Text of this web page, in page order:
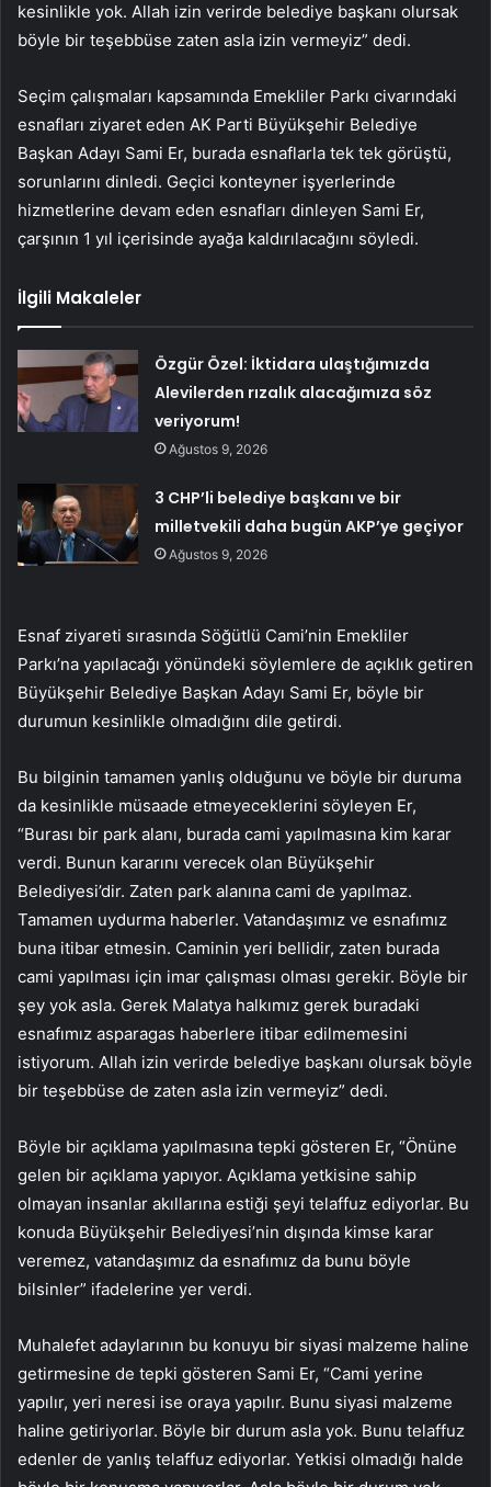
kesinlikle yok. Allah izin verirde belediye başkanı olursak
böyle bir teşebbüse zaten asla izin vermeyiz” dedi.
Seçim çalışmaları kapsamında Emekliler Parkı civarındaki
esnafları ziyaret eden AK Parti Büyükşehir Belediye
Başkan Adayı Sami Er, burada esnaflarla tek tek görüştü,
sorunlarını dinledi. Geçici konteyner işyerlerinde
hizmetlerine devam eden esnafları dinleyen Sami Er,
çarşının 1 yıl içerisinde ayağa kaldırılacağını söyledi.
İlgili Makaleler
Özgür Özel: İktidara ulaştığımızda
Alevilerden rızalık alacağımıza söz
veriyorum!
Ağustos 9, 2026
3 CHP’li belediye başkanı ve bir
milletvekili daha bugün AKP’ye geçiyor
Ağustos 9, 2026
Esnaf ziyareti sırasında Söğütlü Cami’nin Emekliler
Parkı’na yapılacağı yönündeki söylemlere de açıklık getiren
Büyükşehir Belediye Başkan Adayı Sami Er, böyle bir
durumun kesinlikle olmadığını dile getirdi.
Bu bilginin tamamen yanlış olduğunu ve böyle bir duruma
da kesinlikle müsaade etmeyeceklerini söyleyen Er,
“Burası bir park alanı, burada cami yapılmasına kim karar
verdi. Bunun kararını verecek olan Büyükşehir
Belediyesi’dir. Zaten park alanına cami de yapılmaz.
Tamamen uydurma haberler. Vatandaşımız ve esnafımız
buna itibar etmesin. Caminin yeri bellidir, zaten burada
cami yapılması için imar çalışması olması gerekir. Böyle bir
şey yok asla. Gerek Malatya halkımız gerek buradaki
esnafımız asparagas haberlere itibar edilmemesini
istiyorum. Allah izin verirde belediye başkanı olursak böyle
bir teşebbüse de zaten asla izin vermeyiz” dedi.
Böyle bir açıklama yapılmasına tepki gösteren Er, “Önüne
gelen bir açıklama yapıyor. Açıklama yetkisine sahip
olmayan insanlar akıllarına estiği şeyi telaffuz ediyorlar. Bu
konuda Büyükşehir Belediyesi’nin dışında kimse karar
veremez, vatandaşımız da esnafımız da bunu böyle
bilsinler” ifadelerine yer verdi.
Muhalefet adaylarının bu konuyu bir siyasi malzeme haline
getirmesine de tepki gösteren Sami Er, “Cami yerine
yapılır, yeri neresi ise oraya yapılır. Bunu siyasi malzeme
haline getiriyorlar. Böyle bir durum asla yok. Bunu telaffuz
edenler de yanlış telaffuz ediyorlar. Yetkisi olmadığı halde